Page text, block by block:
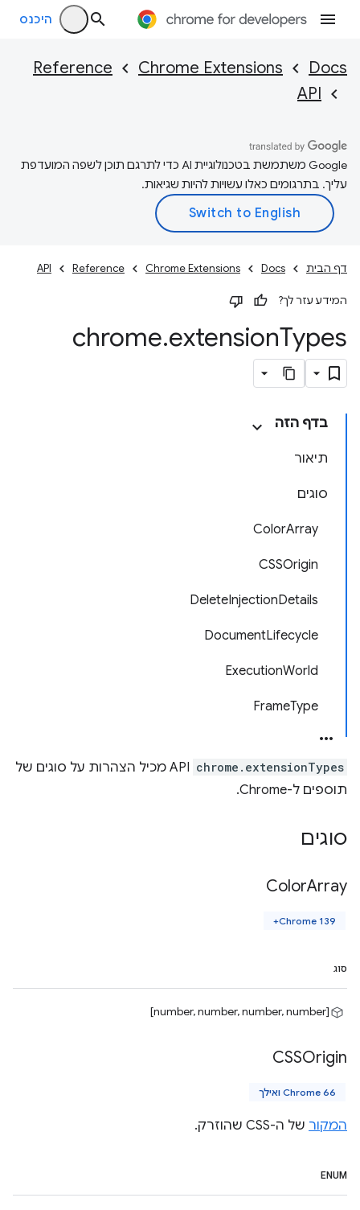
היכנס
Docs
Chrome Extensions
Reference
API
‫Google משתמשת בטכנולוגיית AI כדי לתרגם תוכן לשפה המועדפת
עליך. בתרגומים כאלו עשויות להיות שגיאות.
דף הבית Docs
Chrome Extensions
Reference
API
המידע עזר לך?
chrome.extensionTypes
בדף הזה
תיאור
סוגים
ColorArray
CSSOrigin
DeleteInjectionDetails
DocumentLifecycle
ExecutionWorld
FrameType
chrome.extensionTypes
API מכיל הצהרות על סוגים של
תוספים ל-Chrome.
סוגים
ColorArray
Chrome 139+
סוג
[number, number, number, number]
CSSOrigin
Chrome 66 ואילך
המקור של ה-CSS שהוזרק.
ENUM